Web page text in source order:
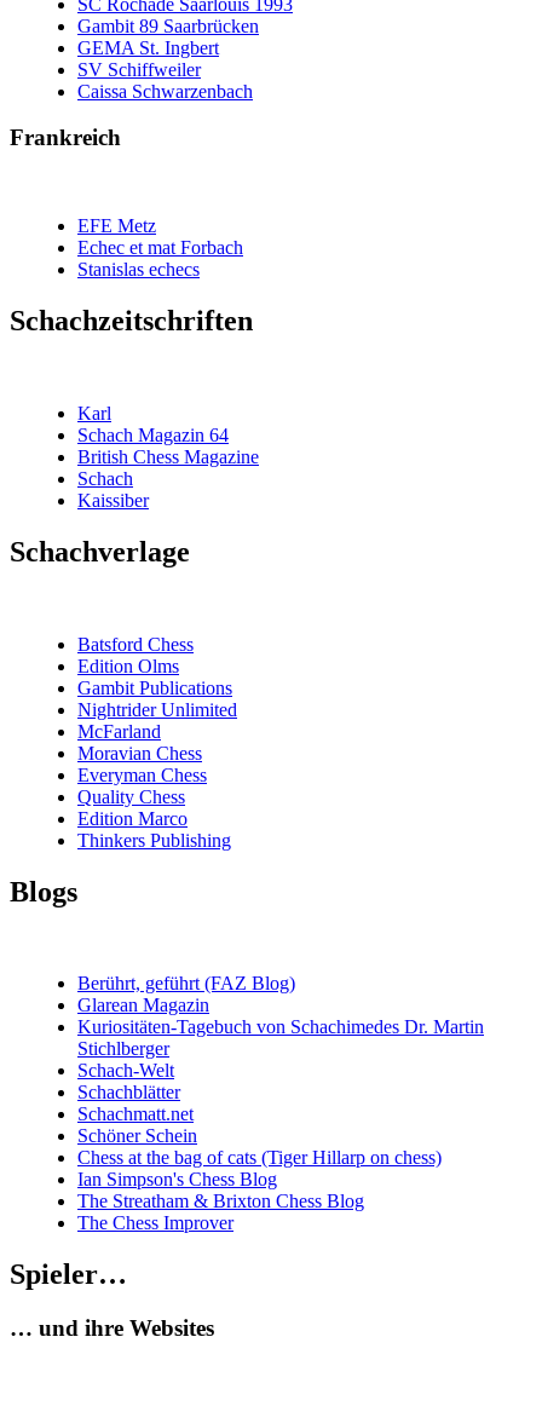
Gambit 89 Saarbrücken
GEMA St. Ingbert
SV Schiffweiler
Caissa Schwarzenbach
Frankreich
EFE Metz
Echec et mat Forbach
Stanislas echecs
Schachzeitschriften
Karl
Schach Magazin 64
British Chess Magazine
Schach
Kaissiber
Schachverlage
Batsford Chess
Edition Olms
Gambit Publications
Nightrider Unlimited
McFarland
Moravian Chess
Everyman Chess
Quality Chess
Edition Marco
Thinkers Publishing
Blogs
Berührt, geführt (FAZ Blog)
Glarean Magazin
Kuriositäten-Tagebuch von Schachimedes Dr. Martin
Stichlberger
Schach-Welt
Schachblätter
Schachmatt.net
Schöner Schein
Chess at the bag of cats (Tiger Hillarp on chess)
Ian Simpson's Chess Blog
The Streatham & Brixton Chess Blog
The Chess Improver
Spieler…
… und ihre Websites